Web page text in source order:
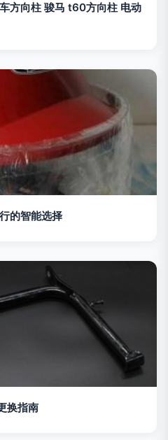
方向柱 骏马 t60方向柱 电动
的智能选择
换指南